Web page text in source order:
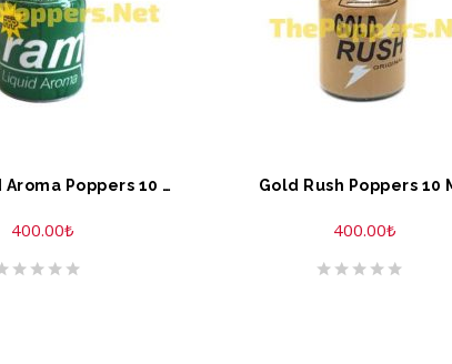
Ram Liquid Aroma Poppers 10 ML
400.00₺
SEPETE EKLE
Gold Rush Poppers 10
400.00₺